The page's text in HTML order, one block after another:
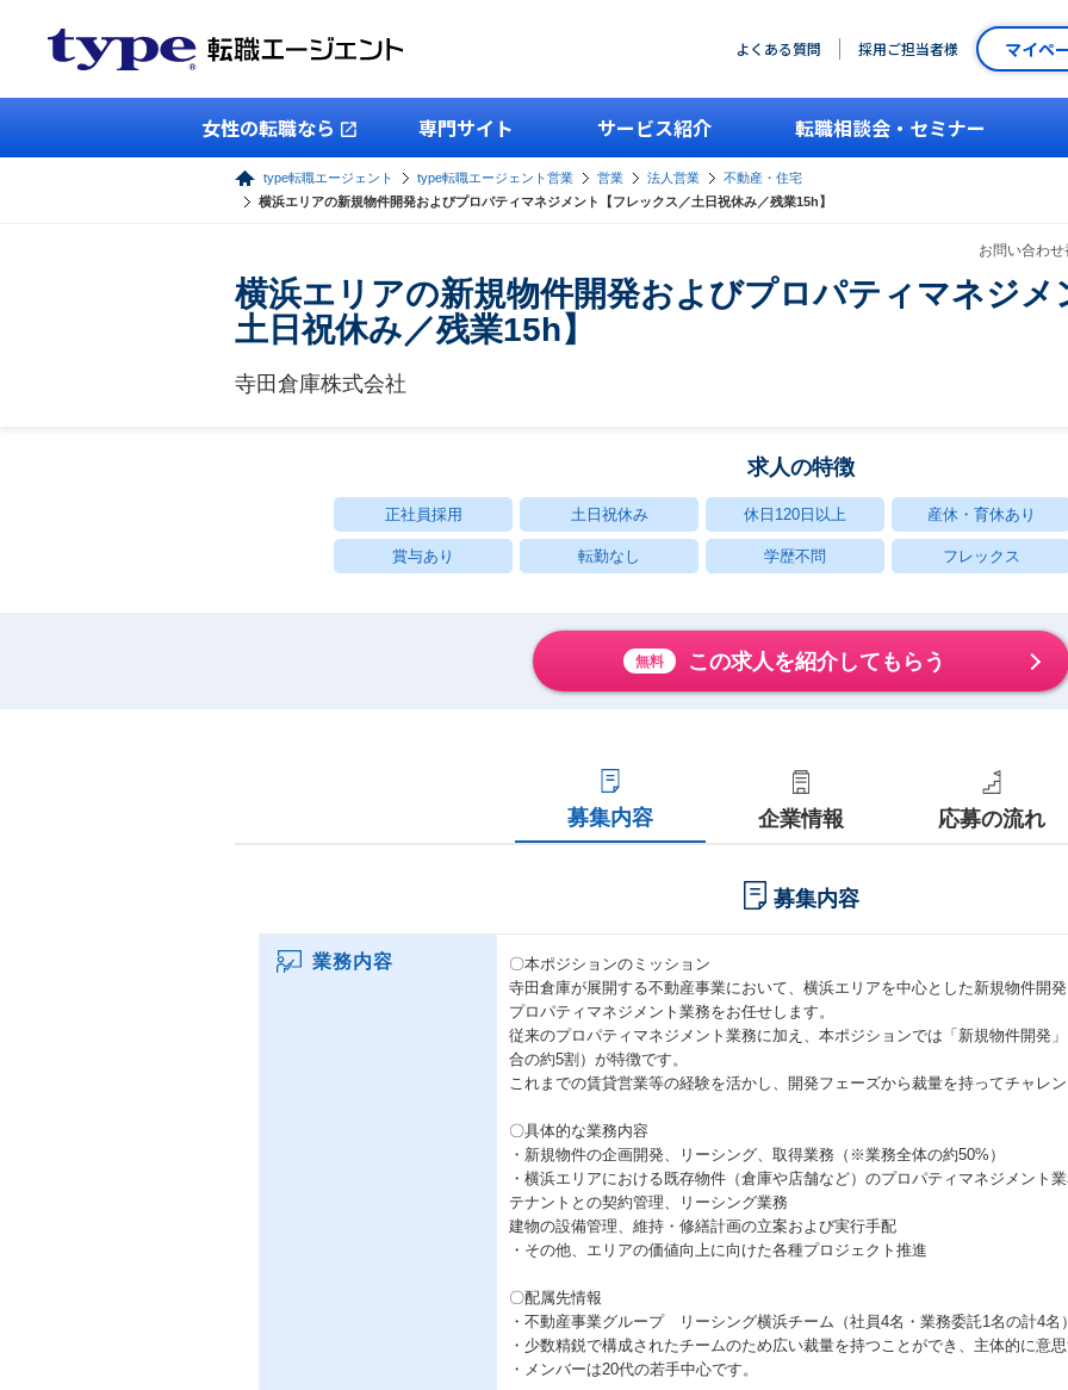
よくある質問 採用ご担当者様 マイペ
女性の転職なら 専門サイト サービス紹介 転職相談会・セミナー
type転職エージェント type転職エージェント営業 営業 法人営業
不動産・住宅
横浜エリアの新規物件開発およびプロパティマネジメント【フレックス／土日祝休み／残業15h】
お問い合わ
横浜エリアの新規物件開発およびプロパティマネジメ
土日祝休み／残業15h】
寺田倉庫株式会社
求人の特徴
正社員採用 土日祝休み 休日120日以上 産休・育休あり
賞与あり 転勤なし 学歴不問 フレックス
無料 この求人を紹介してもらう
募集内容 企業情報 応募の流れ
募集内容
業務内容
〇本ポジションのミッション
寺田倉庫が展開する不動産事業において、横浜エリアを中心とした新規物件開
プロパティマネジメント業務をお任せします。
従来のプロパティマネジメント業務に加え、本ポジションでは「新規物件開発
合の約5割）が特徴です。
これまでの賃貸営業等の経験を活かし、開発フェーズから裁量を持ってチャレ
〇具体的な業務内容
・新規物件の企画開発、リーシング、取得業務（※業務全体の約50%）
・横浜エリアにおける既存物件（倉庫や店舗など）のプロパティマネジメント
テナントとの契約管理、リーシング業務
建物の設備管理、維持・修繕計画の立案および実行手配
・その他、エリアの価値向上に向けた各種プロジェクト推進
〇配属先情報
・不動産事業グループ リーシング横浜チーム（社員4名・業務委託1名の計4名）
・少数精鋭で構成されたチームのため広い裁量を持つことができ、主体的に意思
・メンバーは20代の若手中心です。